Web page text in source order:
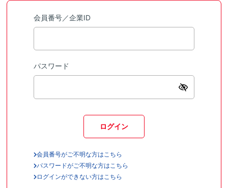
会員番号／企業ID
パスワード
ログイン
会員番号がご不明な方はこちら
パスワードがご不明な方はこちら
ログインができない方はこちら